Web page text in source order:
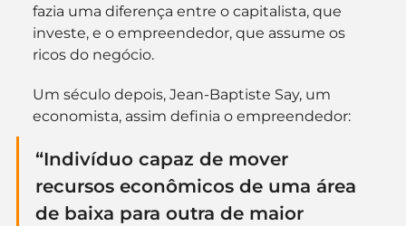
fazia uma diferença entre o capitalista, que
investe, e o empreendedor, que assume os
ricos do negócio.
Um século depois, Jean-Baptiste Say, um
economista, assim definia o empreendedor:
“Indivíduo capaz de mover
recursos econômicos de uma área
de baixa para outra de maior